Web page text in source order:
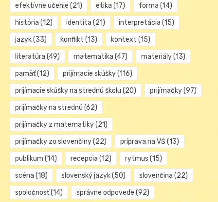
efektívne učenie (21) etika (17) forma (14)
história (12) identita (21) interpretácia (15)
jazyk(33) konflikt (13) kontext (15)
literatúra (49) matematika (47) materiály(13)
pamäť(12) prijímacie skúšky(116)
prijímacie skúšky na strednú školu (20) prijímačky(97)
prijímačky na strednú (62)
prijímačky z matematiky(21)
prijímačky zo slovenčiny(22) príprava na VŠ (13)
publikum (14) recepcia (12) rytmus (15)
scéna (18) slovenský jazyk(50) slovenčina (22)
spoločnosť(14) správne odpovede (92)